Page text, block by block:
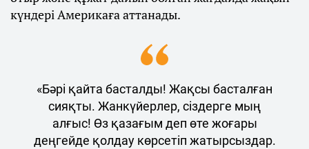
күндері Америкаға аттанады.
«Бәрі қайта басталды! Жақсы басталған
сияқты. Жанкүйерлер, сіздерге мың
алғыс! Өз қазағым деп өте жоғары
деңгейде қолдау көрсетіп жатырсыздар.